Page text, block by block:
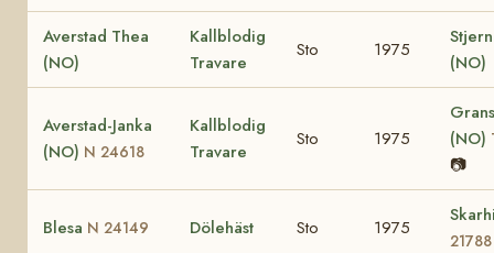
Averstad Thea
(NO)
Kallblodig
Travare
Sto 1975
(NO)
Averstad-Janka
(NO) N 24618
Kallblodig
Travare
Sto 1975
(NO)
📷
Blesa N 24149 Dölehäst Sto 1975
21788